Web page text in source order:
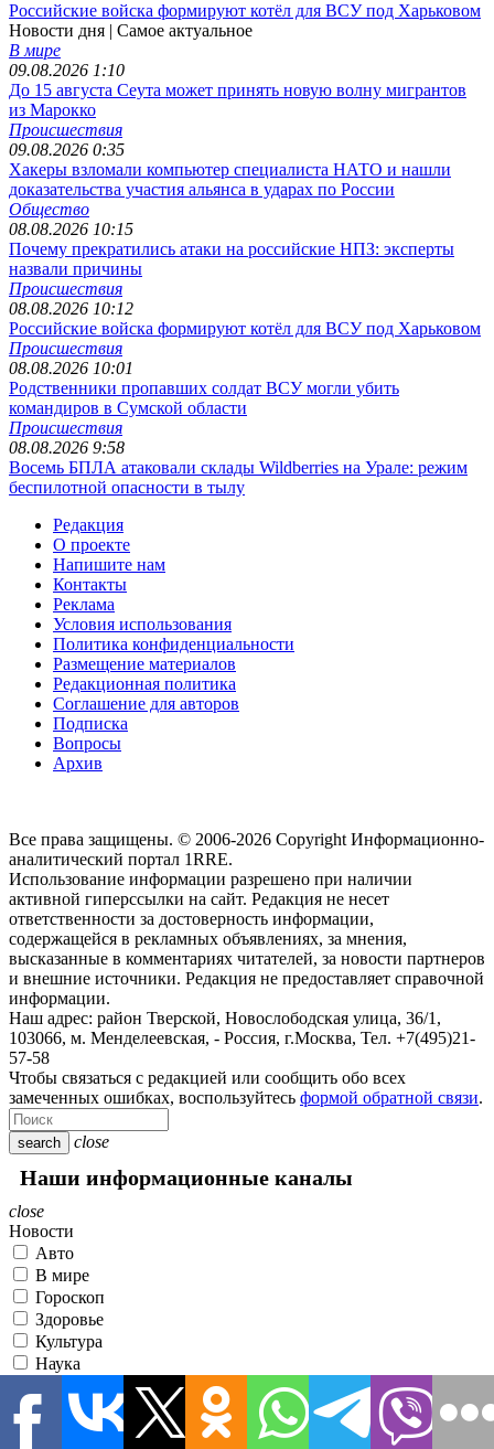
Российские войска формируют котёл для ВСУ под Харьковом
Новости дня | Самое актуальное
В мире
09.08.2026 1:10
До 15 августа Сеута может принять новую волну мигрантов
из Марокко
Происшествия
09.08.2026 0:35
Хакеры взломали компьютер специалиста НАТО и нашли
доказательства участия альянса в ударах по России
Общество
08.08.2026 10:15
Почему прекратились атаки на российские НПЗ: эксперты
назвали причины
Происшествия
08.08.2026 10:12
Российские войска формируют котёл для ВСУ под Харьковом
Происшествия
08.08.2026 10:01
Родственники пропавших солдат ВСУ могли убить
командиров в Сумской области
Происшествия
08.08.2026 9:58
Восемь БПЛА атаковали склады Wildberries на Урале: режим
беспилотной опасности в тылу
Редакция
О проекте
Напишите нам
Контакты
Реклама
Условия использования
Политика конфиденциальности
Размещение материалов
Редакционная политика
Соглашение для авторов
Подписка
Вопросы
Архив
Все права защищены. © 2006-2026 Copyright Информационно-
аналитический портал 1RRE.
Использование информации разрешено при наличии
активной гиперссылки на сайт. Редакция не несет
ответственности за достоверность информации,
содержащейся в рекламных объявлениях, за мнения,
высказанные в комментариях читателей, за новости партнеров
и внешние источники. Редакция не предоставляет справочной
информации.
Наш адрес: район Тверской, Новослободская улица, 36/1 ,
103066, м. Менделеевская, - Россия, г.Москва, Тел. +7(495)21-
57-58
Чтобы связаться с редакцией или сообщить обо всех
замеченных ошибках, воспользуйтесь формой обратной связи.
search close
Наши информационные каналы
close
Новости
Авто
В мире
Гороскоп
Здоровье
Культура
Наука
Недвижимость
Общество
Политика